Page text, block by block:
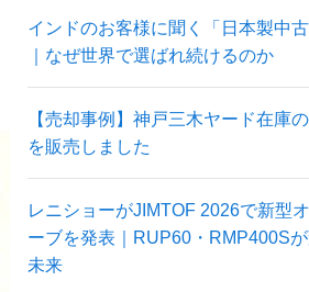
インドのお客様に聞く「日本製中
｜なぜ世界で選ばれ続けるのか
【売却事例】神戸三木ヤード在庫
を販売しました
レニショーがJIMTOF 2026で新型
ーブを発表｜RUP60・RMP400S
未来